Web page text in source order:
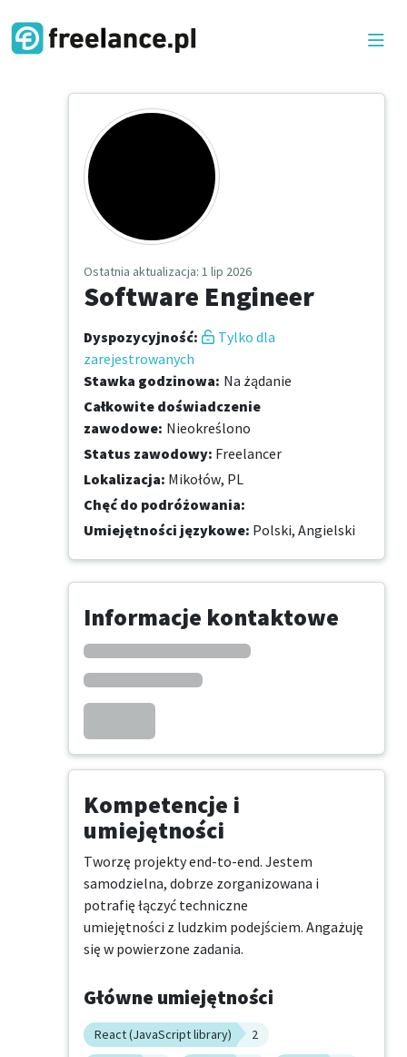
Ostatnia aktualizacja: 1 lip 2026
Software Engineer
Dyspozycyjność:
Tylko dla
zarejestrowanych
Stawka godzinowa: Na żądanie
Całkowite doświadczenie
zawodowe: Nieokreślono
Status zawodowy: Freelancer
Lokalizacja: Mikołów, PL
Chęć do podróżowania:
Umiejętności językowe: Polski, Angielski
Informacje kontaktowe
Kompetencje i
umiejętności
Tworzę projekty end-to-end. Jestem
samodzielna, dobrze zorganizowana i
potrafię łączyć techniczne
umiejętności z ludzkim podejściem. Angażuję
się w powierzone zadania.
Główne umiejętności
React (JavaScript library)
2